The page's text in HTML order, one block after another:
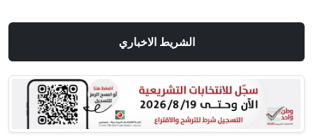
الشريط الاخباري